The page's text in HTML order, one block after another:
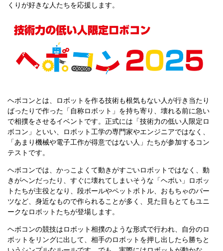
くりが好きな人たちを応援します。
ヘボコンとは、ロボットを作る技術も根気もない人が行き当たり
ばったりで作った「自称ロボット」を持ち寄り、壊れる前に急い
で相撲をさせるイベントです。正式には「技術力の低い人限定ロ
ボコン」といい、ロボット工学の専門家やエンジニアではなく、
「あまり機械や電子工作が得意ではない人」たちが参加するコン
テストです。
ヘボコンでは、かっこよくて動きがすごいロボットではなく、動
きがヘンだったり、すぐに壊れてしまいそうな「ヘボい」ロボッ
トたちが主役となり、段ボールやペットボトル、おもちゃのパー
ツなど、身近なもので作られることが多く、見た目もとてもユニ
ークなロボットたちが登場します。
ヘボコンの競技はロボット相撲のような形式で行われ、自分のロ
ボットをリングに出して、相手のロボットを押し出したら勝ちと